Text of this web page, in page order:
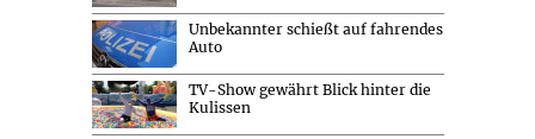
Unbekannter schießt auf fahrendes
Auto
TV-Show gewährt Blick hinter die
Kulissen